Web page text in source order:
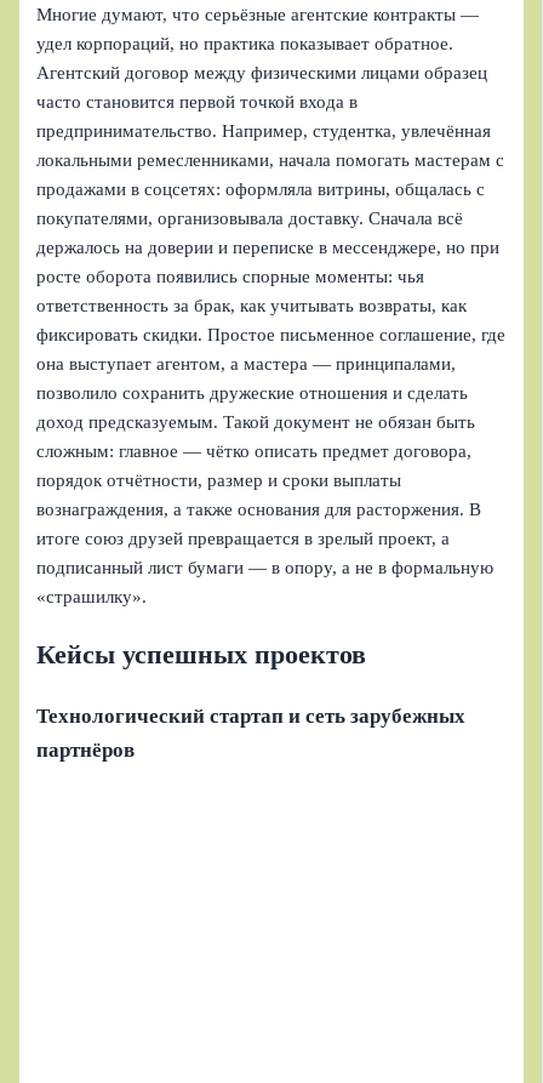
Многие думают, что серьёзные агентские контракты —
удел корпораций, но практика показывает обратное.
Агентский договор между физическими лицами образец
часто становится первой точкой входа в
предпринимательство. Например, студентка, увлечённая
локальными ремесленниками, начала помогать мастерам с
продажами в соцсетях: оформляла витрины, общалась с
покупателями, организовывала доставку. Сначала всё
держалось на доверии и переписке в мессенджере, но при
росте оборота появились спорные моменты: чья
ответственность за брак, как учитывать возвраты, как
фиксировать скидки. Простое письменное соглашение, где
она выступает агентом, а мастера — принципалами,
позволило сохранить дружеские отношения и сделать
доход предсказуемым. Такой документ не обязан быть
сложным: главное — чётко описать предмет договора,
порядок отчётности, размер и сроки выплаты
вознаграждения, а также основания для расторжения. В
итоге союз друзей превращается в зрелый проект, а
подписанный лист бумаги — в опору, а не в формальную
«страшилку».
Кейсы успешных проектов
Технологический стартап и сеть зарубежных
партнёров